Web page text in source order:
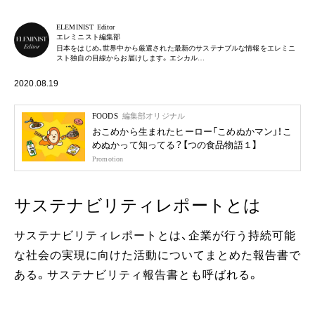
ELEMINIST Editor
エレミニスト編集部
日本をはじめ、世界中から厳選された最新のサステナブルな情報をエレミニ
スト独自の目線からお届けします。エシカル…
2020.08.19
FOODS 編集部オリジナル
おこめから生まれたヒーロー「こめぬかマン」！こ
めぬかって知ってる？【つの食品物語１】
Promotion
サステナビリティレポートとは
サステナビリティレポートとは、企業が行う持続可能
な社会の実現に向けた活動についてまとめた報告書で
ある。サステナビリティ報告書とも呼ばれる。